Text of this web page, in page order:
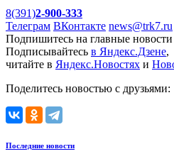
8(391)2-900-333
Телеграм ВКонтакте news@trk7.ru
Подпишитесь на главные новости
Подписывайтесь в Яндекс.Дзене,
читайте в Яндекс.Новостях и
Поделитесь новостью с друзьями:
Последние новости